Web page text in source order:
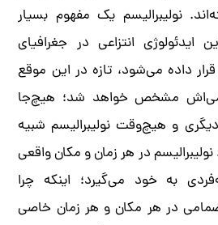
نولیبرالیسم یک مفهوم بسیار
ایدئولوژی انتزاعی در جغرافیای
داده می‌شود، تازه در این موقع
مشخص خواهد شد؛ هیچ‌جا
و هیچ‌وقت نولیبرالیسم شبیه
در هر زمان و مکان واقعی
به خود می‌گیرد؛ اینکه چرا
در هر مکان و هر زمان خاصی